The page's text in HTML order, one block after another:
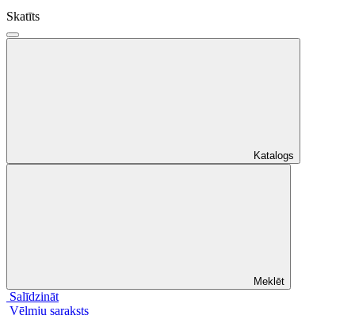
Skatīts
Katalogs
Meklēt
Salīdzināt
Vēlmju saraksts